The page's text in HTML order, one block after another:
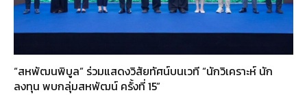
“สหพัฒนพิบูล” ร่วมแสดงวิสัยทัศน์บนเวที “นักวิเคราะห์ นัก
ลงทุน พบกลุ่มสหพัฒน์ ครั้งที่ 15”